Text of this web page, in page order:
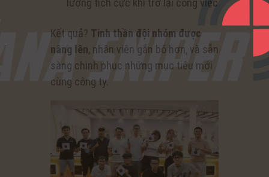
lượng tích cực khi trở lại công việc
Kết quả? Tinh thần đội nhóm được
nâng lên, nhân viên gắn bó hơn, và sẵn
sàng chinh phục những mục tiêu mới
cùng công ty.